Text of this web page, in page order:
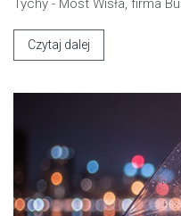
Tychy - Most Wisła, firma
Czytaj dalej